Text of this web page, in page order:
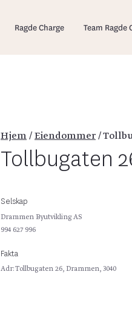
Ragde Charge Team Ragde
Hjem / Eiendommer /
Tollbugaten
Selskap
Drammen Byutvikling AS
994 627 996
Fakta
Adr: Tollbugaten 26, Drammen, 3040